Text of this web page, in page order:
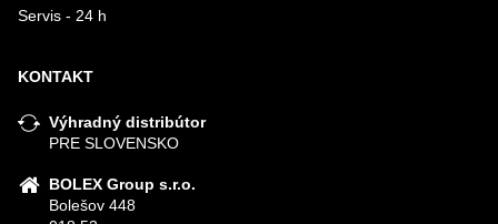
Servis - 24 h
KONTAKT
Výhradný distribútor
PRE SLOVENSKO
BOLEX Group s.r.o.
Bolešov 448